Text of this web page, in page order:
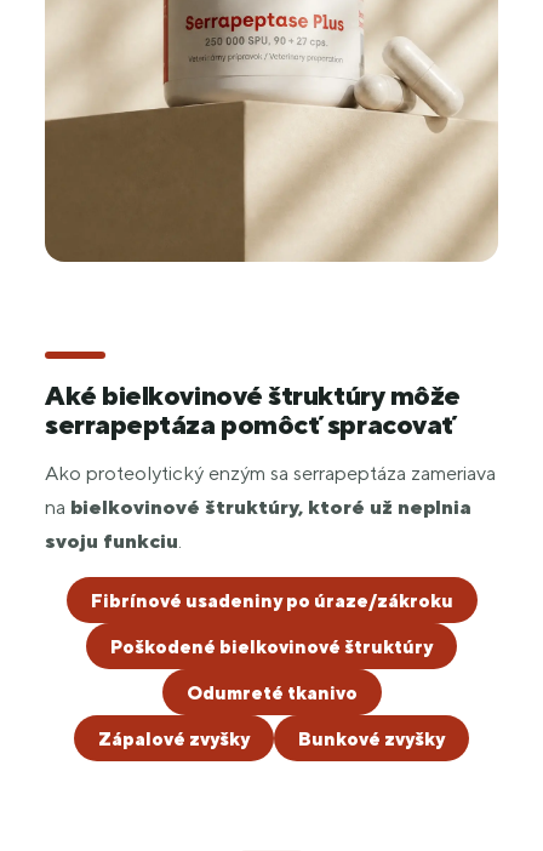
Aké bielkovinové štruktúry môže
serrapeptáza pomôcť spracovať
Ako proteolytický enzým sa serrapeptáza zameriava
na bielkovinové štruktúry, ktoré už neplnia
svoju funkciu.
Fibrínové usadeniny po úraze/zákroku
Poškodené bielkovinové štruktúry
Odumreté tkanivo
Zápalové zvyšky Bunkové zvyšky